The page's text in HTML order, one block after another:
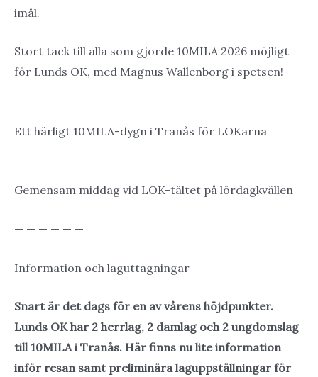
imål.
Stort tack till alla som gjorde 10MILA 2026 möjligt
för Lunds OK, med Magnus Wallenborg i spetsen!
Ett härligt 10MILA-dygn i Tranås för LOKarna
Gemensam middag vid LOK-tältet på lördagkvällen
— — — — — —
Information och laguttagningar
Snart är det dags för en av vårens höjdpunkter.
Lunds OK har 2 herrlag, 2 damlag och 2 ungdomslag
till 10MILA i Tranås. Här finns nu lite information
inför resan samt preliminära laguppställningar för